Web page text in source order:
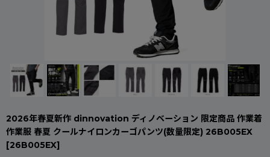
2026年春夏新作 dinnovation ディノベーション 限定商品 作業着
作業服 春夏 クールナイロンカーゴパンツ(数量限定) 26B005EX
[26B005EX]